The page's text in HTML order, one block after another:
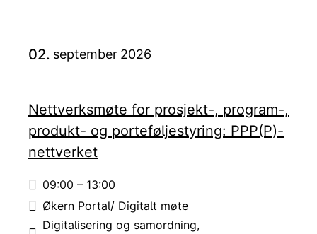
02. september 2026
Nettverksmøte for prosjekt-, program-,
produkt- og porteføljestyring: PPP(P)-
nettverket
Tid:
09:00 – 13:00
Sted:
Økern Portal/ Digitalt møte
Digitalisering og samordning